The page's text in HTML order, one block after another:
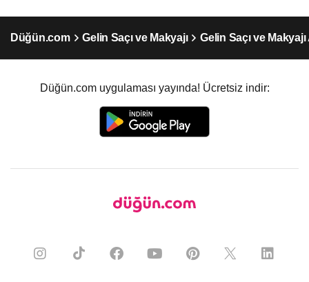
Düğün.com Gelin Saçı ve Makyajı Gelin Saçı ve
Düğün.com uygulaması yayında! Ücretsiz indir: